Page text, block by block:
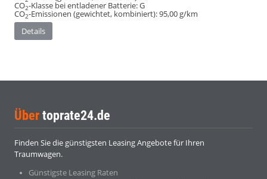
CO2-Klasse bei entladener Batterie:G
CO2-Emissionen (gewichtet, kombiniert):95,00 g/km
Details
Über toprate24.de
Finden Sie die günstigsten Leasing Angebote für Ihren
Traumwagen.
Günstigste Leasing Raten